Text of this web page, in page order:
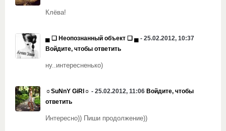
Клёва!
▄ ❏ Неопознанный объект ❏ ▄ - 25.02.2012, 10:37
Войдите, чтобы ответить
ну..интересненько)
☼SuNnY GiRl☼ - 25.02.2012, 11:06 Войдите, чтобы
ответить
Интересно)) Пиши продолжение))